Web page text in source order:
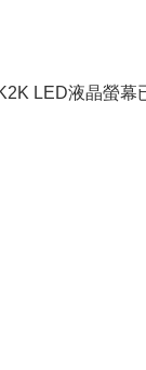
LED液晶螢幕